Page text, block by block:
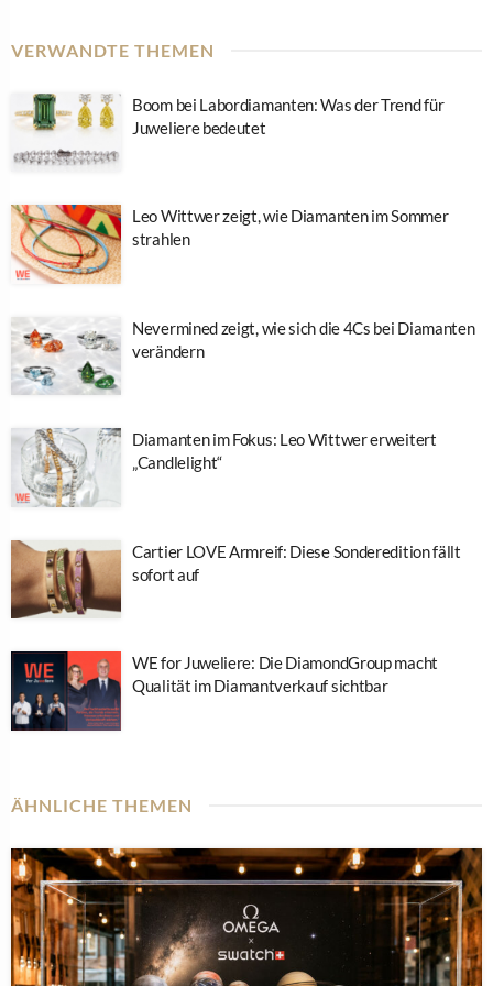
VERWANDTE THEMEN
Boom bei Labordiamanten: Was der Trend für
Juweliere bedeutet
Leo Wittwer zeigt, wie Diamanten im Sommer
strahlen
Nevermined zeigt, wie sich die 4Cs bei Diamanten
verändern
Diamanten im Fokus: Leo Wittwer erweitert
„Candlelight“
Cartier LOVE Armreif: Diese Sonderedition fällt
sofort auf
WE for Juweliere: Die DiamondGroup macht
Qualität im Diamantverkauf sichtbar
ÄHNLICHE THEMEN